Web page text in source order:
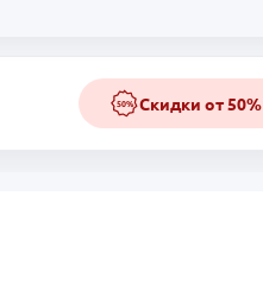
50% Скидки от 50%